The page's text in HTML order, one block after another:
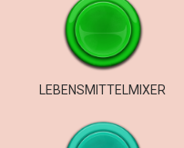
LEBENSMITTELMIXER